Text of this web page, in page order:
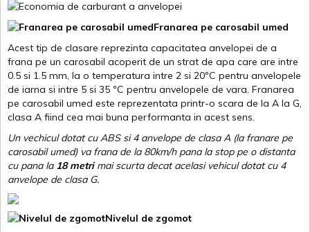
Franarea pe carosabil umed
Acest tip de clasare reprezinta capacitatea anvelopei de a
frana pe un carosabil acoperit de un strat de apa care are intre
0.5 si 1.5 mm, la o temperatura intre 2 si 20ºC pentru anvelopele
de iarna si intre 5 si 35 ºC pentru anvelopele de vara. Franarea
pe carosabil umed este reprezentata printr-o scara de la A la G,
clasa A fiind cea mai buna performanta in acest sens.
Un vechicul dotat cu ABS si 4 anvelope de clasa A (la franare pe
carosabil umed) va frana de la 80km/h pana la stop pe o distanta
cu pana la 18 metrimai scurta decat acelasi vehicul dotat cu 4
anvelope de clasa G.
Nivelul de zgomot